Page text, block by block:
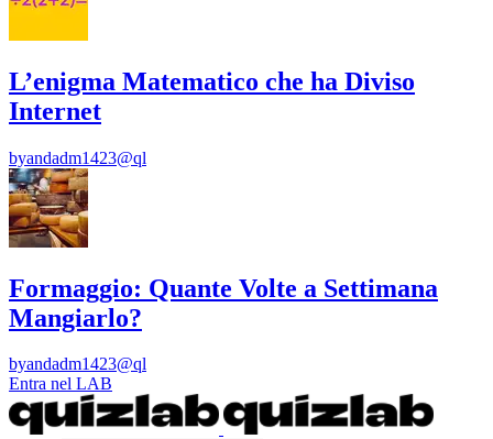
L’enigma Matematico che ha Diviso
Internet
byandadm1423@ql
Formaggio: Quante Volte a Settimana
Mangiarlo?
byandadm1423@ql
Entra nel LAB